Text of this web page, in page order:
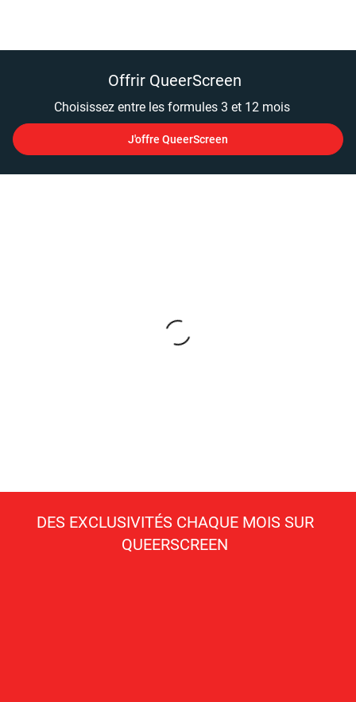
Offrir QueerScreen
Choisissez entre les formules 3 et 12 mois
J'offre QueerScreen
DES EXCLUSIVITÉS CHAQUE MOIS SUR
QUEERSCREEN